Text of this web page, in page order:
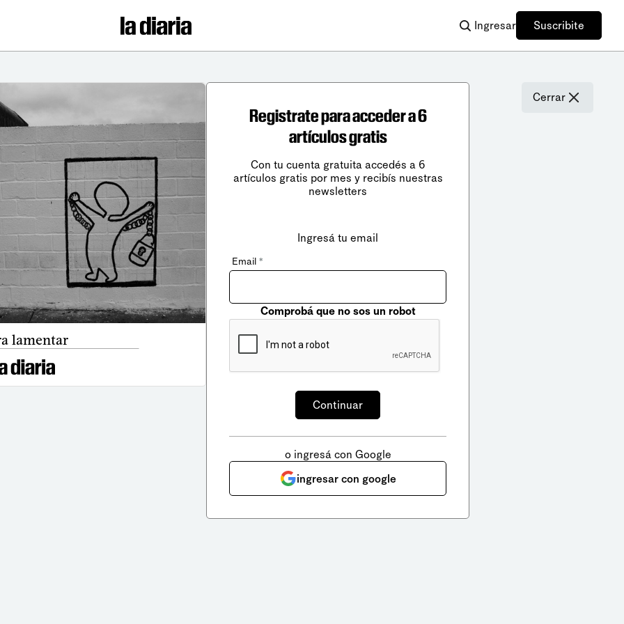
Ingresar Suscribite
lamentar
Cerrar
Registrate para acceder a 6
artículos gratis
Con tu cuenta gratuita accedés a 6
artículos gratis por mes y recibís nuestras
newsletters
Ingresá tu email
Email *
Comprobá que no sos un robot
o ingresá con Google
ingresar con google